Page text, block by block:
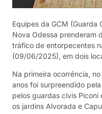
Equipes da GCM
Nova Odessa prenderam
tráfico de entorpecentes
(09/06/2025), em dois
Na primeira ocorrência,
anos foi surpreendido
pelos guardas civis Piconi
os jardins Alvorada e